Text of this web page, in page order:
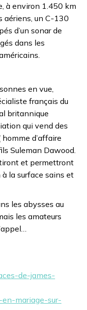
à environ 1.450 km
aériens, un C-130
d’un sonar de
dans les
en vue,
français du
britannique
qui vend des
d’affaire
Suleman Dawood.
et permettront
la surface sains et
les abysses au
les amateurs
de-james-
mariage-sur-